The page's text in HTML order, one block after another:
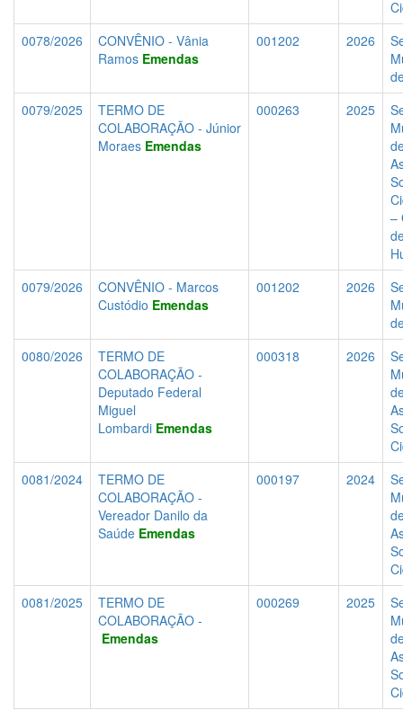
0078/2026
CONVÊNIO - Vânia
Ramos Emendas
001202 2026
0079/2025
TERMO DE
COLABORAÇÃO - Júnior
Moraes Emendas
000263 2025
–
0079/2026
CONVÊNIO - Marcos
Custódio Emendas
001202 2026
0080/2026
TERMO DE
COLABORAÇÃO -
Deputado Federal
Miguel
Lombardi Emendas
000318 2026
0081/2024
TERMO DE
COLABORAÇÃO -
Vereador Danilo da
Saúde Emendas
000197 2024
0081/2025
TERMO DE
COLABORAÇÃO -
Emendas
000269 2025